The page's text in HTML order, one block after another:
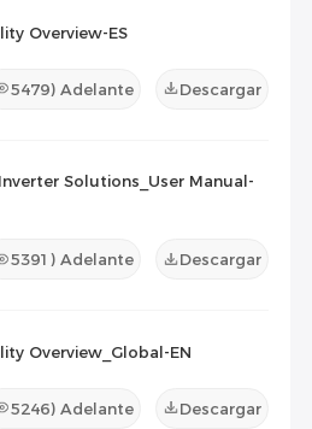
Overview-ES
5479) Adelante Descargar
Solutions_User Manual-
5391 ) Adelante Descargar
Overview_Global-EN
5246) Adelante Descargar